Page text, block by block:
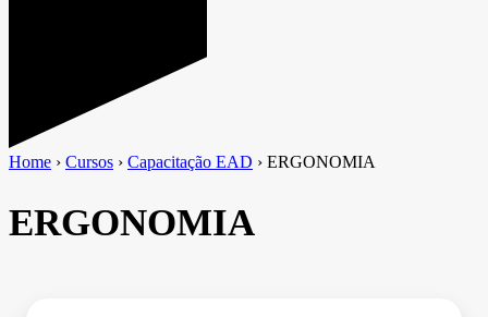
Home › Cursos › Capacitação EAD › ERGONOMIA
ERGONOMIA